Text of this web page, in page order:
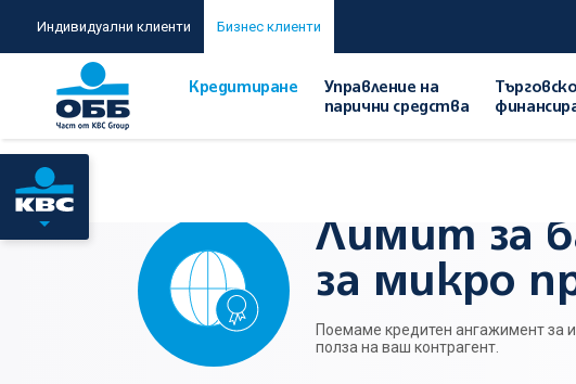
Индивидуални клиенти Бизнес клиенти
Кредитиране
Управление на
парични средства
Търговско
Лимит за
за микро
Поемаме кредитен ангажимент за
полза на ваш контрагент.